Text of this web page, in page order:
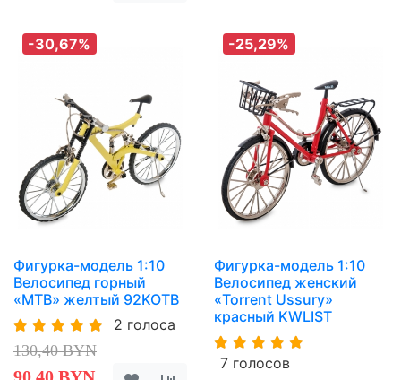
-30,67%
Фигурка-модель 1:10
Велосипед горный
«MTB» желтый 92KOTB
2 голоса
130,40 BYN
-25,29%
Фигурка-модель 1:10
Велосипед женский
«Torrent Ussury»
красный KWLIST
7 голосов